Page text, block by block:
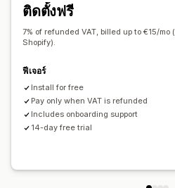
การตรวจสอบหมายเลขภาษี
การรายงานและการยื่น
ติดตั้งฟรี
7% of refunded VAT, billed up to €15/mo
Shopify).
ฟีเจอร์
Install for free
Pay only when VAT is refunded
Includes onboarding support
14-day free trial